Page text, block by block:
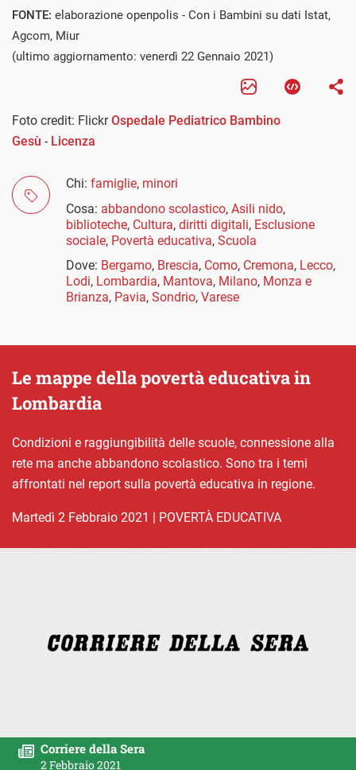
FONTE: elaborazione openpolis - Con i Bambini su dati Istat,
Agcom, Miur
(ultimo aggiornamento: venerdì 22 Gennaio 2021)
Foto credit: FlickrOspedale Pediatrico Bambino
Gesù - Licenza
Chi: famiglie, minori
Cosa: abbandono scolastico, Asili nido,
biblioteche, Cultura, diritti digitali, Esclusione
sociale, Povertà educativa, Scuola
Dove: Bergamo, Brescia, Como, Cremona, Lecco,
Lodi, Lombardia, Mantova, Milano, Monza e
Brianza, Pavia, Sondrio, Varese
Le mappe della povertà educativa in
Lombardia
Condizioni e raggiungibilità delle scuole, connessione alla
rete ma anche abbandono scolastico. Sono tra i temi
affrontati nel report sulla povertà educativa in regione.
martedì 2 Febbraio 2021 | POVERTÀ EDUCATIVA
Corriere della Sera
2 Febbraio 2021